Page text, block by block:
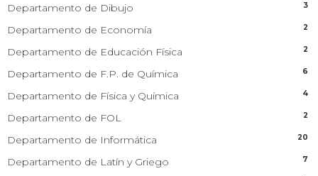
Departamento de Dibujo 3
Departamento de Economía 2
Departamento de Educación Física 2
Departamento de F.P. de Química 6
Departamento de Física y Química 4
Departamento de FOL 2
Departamento de Informática 20
Departamento de Latín y Griego 7